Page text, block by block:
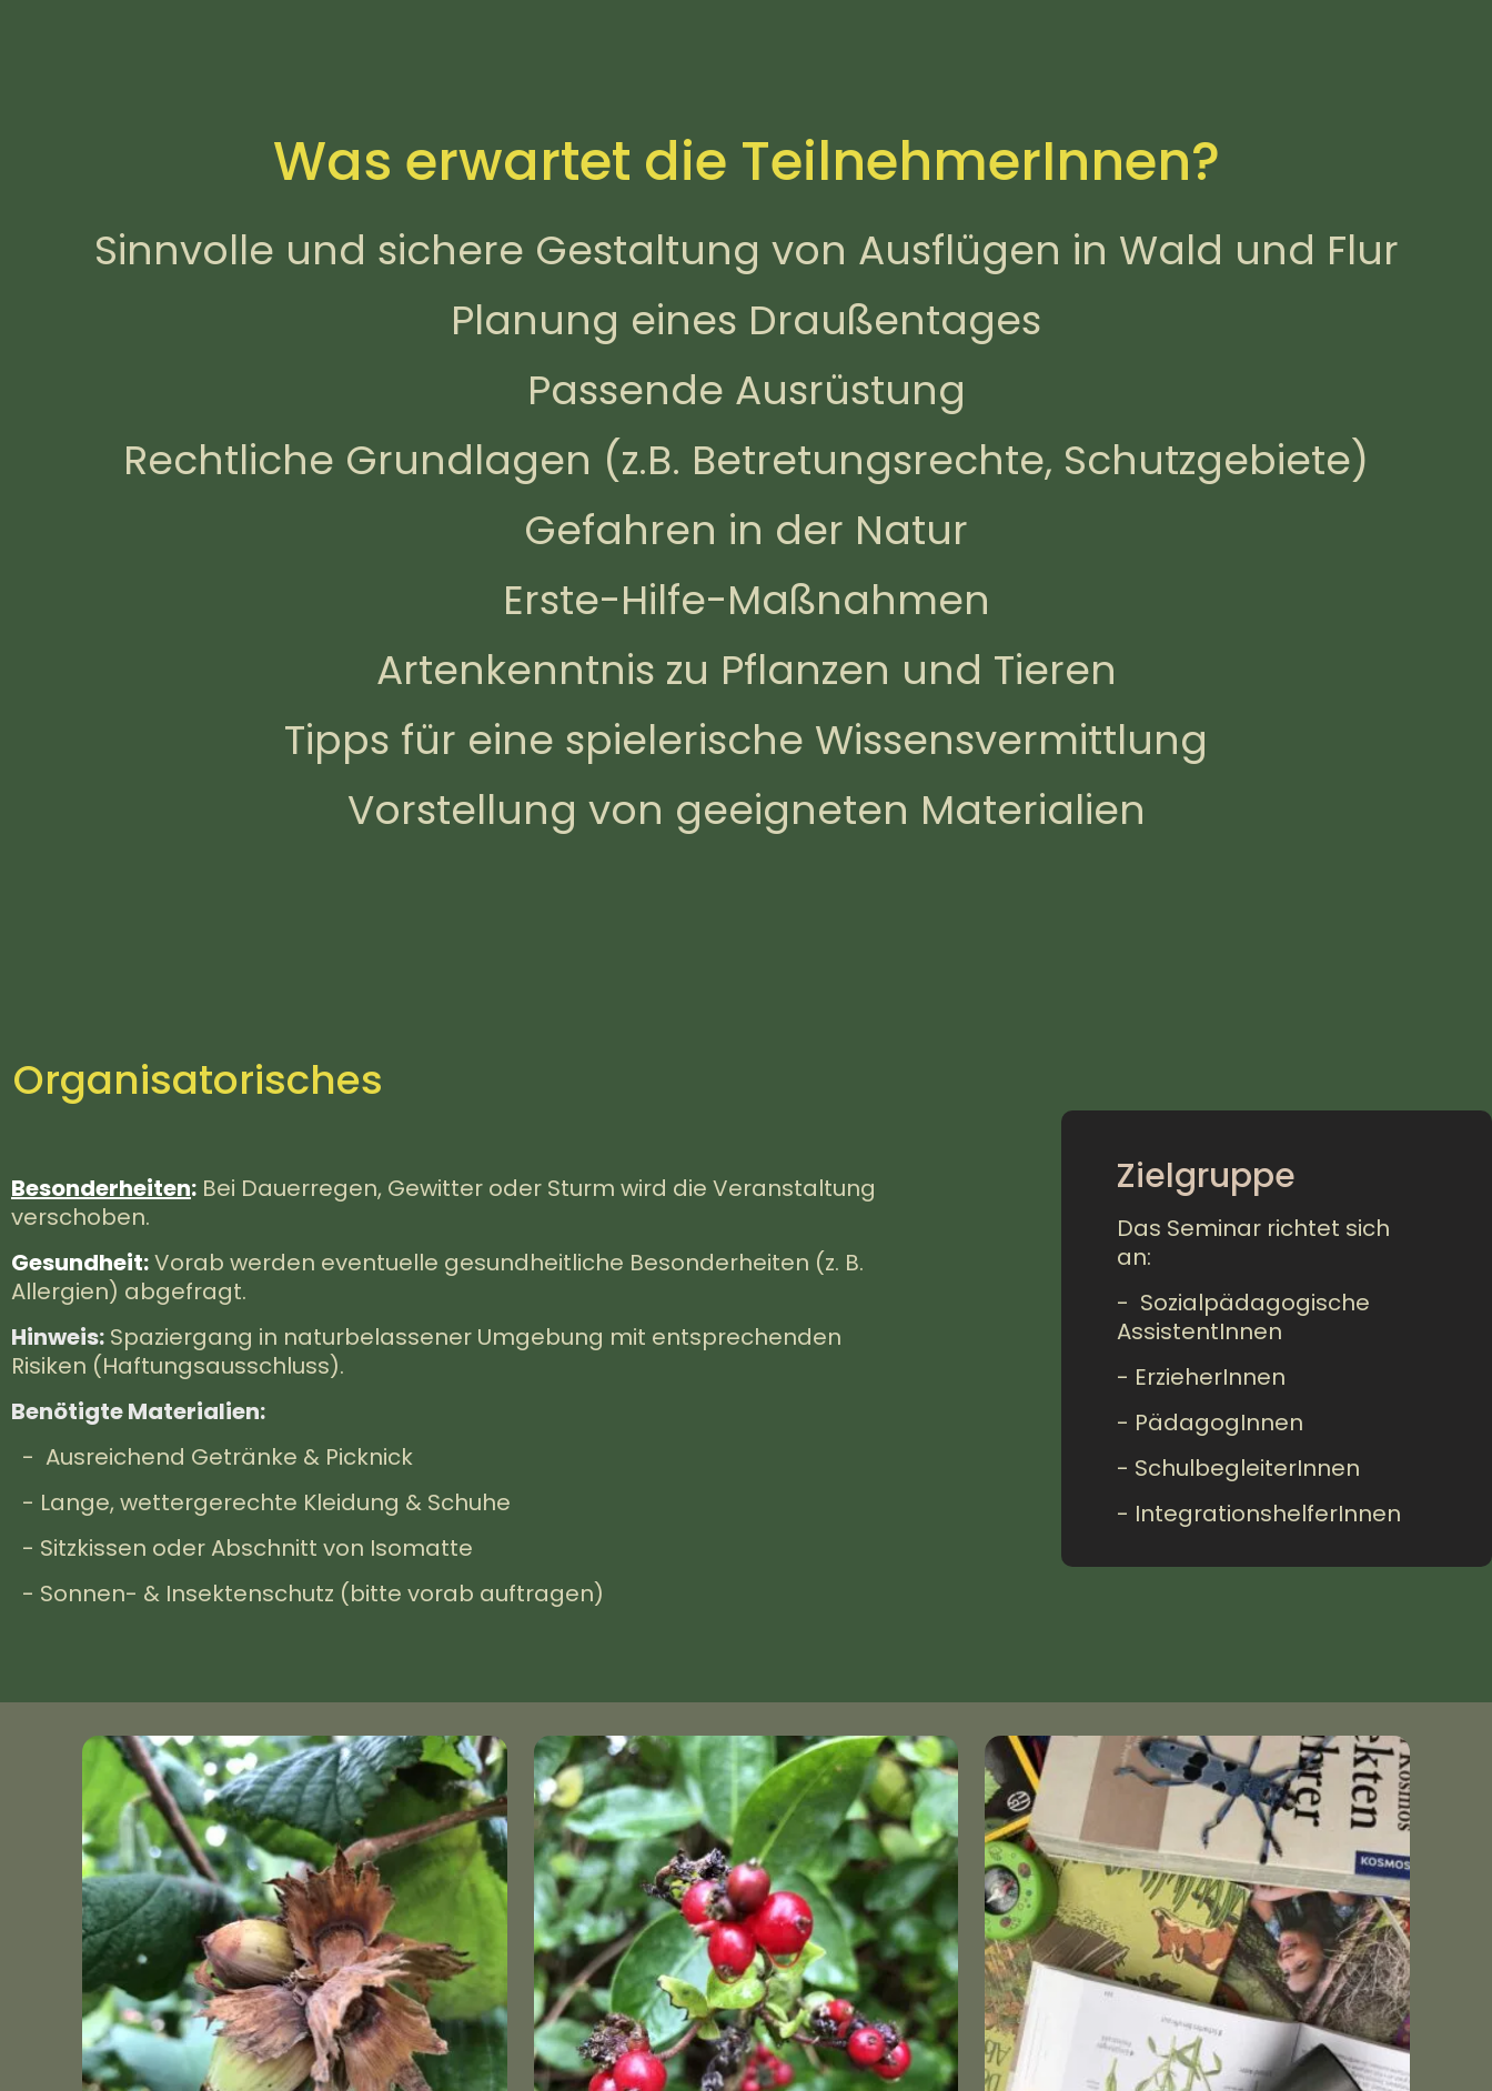
Was erwartet die TeilnehmerInnen?
Sinnvolle und sichere Gestaltung von Ausflügen in Wald und Flur
Planung eines Draußentages
Passende Ausrüstung
Rechtliche Grundlagen (z.B. Betretungsrechte, Schutzgebiete)
Gefahren in der Natur
Erste-Hilfe-Maßnahmen
Artenkenntnis zu Pflanzen und Tieren
Tipps für eine spielerische Wissensvermittlung
Vorstellung von geeigneten Materialien
Organisatorisches
Besonderheiten: Bei Dauerregen, Gewitter oder Sturm wird die Veranstaltung
verschoben.
Gesundheit:Vorab werden eventuelle gesundheitliche Besonderheiten (z. B.
Allergien) abgefragt.
Hinweis: Spaziergang in naturbelassener Umgebung mit entsprechenden
Risiken (Haftungsausschluss).
Benötigte Materialien:
- Ausreichend Getränke & Picknick
- Lange, wettergerechte Kleidung & Schuhe
- Sitzkissen oder Abschnitt von Isomatte
- Sonnen- & Insektenschutz (bitte vorab auftragen)
Zielgruppe
Das Seminar richtet sich
an:
- Sozialpädagogische
AssistentInnen
- ErzieherInnen
- PädagogInnen
- SchulbegleiterInnen
- IntegrationshelferInnen